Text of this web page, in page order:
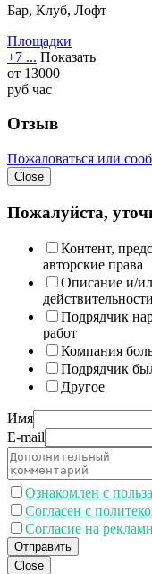
Бар, Клуб, Лофт
Площадки
+7 ... Показать
от 13000
руб час
Отзыв
Пожаловаться или
Close
Пожалуйста,
Контент,
авторские права
Описание и/
действительности
Подрядчик
работ
Компания
Подрядчик
Другое
Имя
E-mail
Ознакомлен с
Согласен с
Согласие на
Отправить
Close